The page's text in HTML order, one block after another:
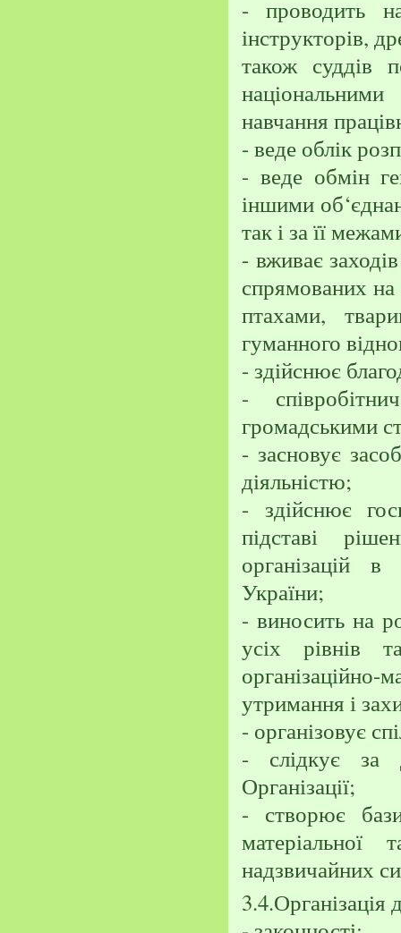
- проводить
інструкторів,
також суддів
навчання
- веде облік
- веде обмін
іншими
так і за її
- вживає
спрямованих
птахами,
гуманного
- здійснює
-
громадськими
- засновує
діяльністю;
- здійснює
підставі
організацій
України;
- виносить на
усіх рівнів
утримання і
- організовує
- слідкує за
Організації;
- створює
надзвичайних
3.4.Організація